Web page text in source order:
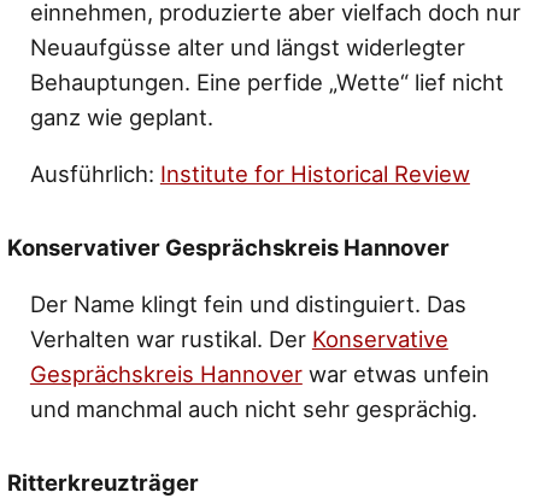
einnehmen, produzierte aber vielfach doch nur
Neuaufgüsse alter und längst widerlegter
Behauptungen. Eine perfide „Wette“ lief nicht
ganz wie geplant.
Ausführlich: Institute for Historical Review
Konservativer Gesprächskreis Hannover
Der Name klingt fein und distinguiert. Das
Verhalten war rustikal. Der Konservative
Gesprächskreis Hannoverwar etwas unfein
und manchmal auch nicht sehr gesprächig.
Ritterkreuzträger